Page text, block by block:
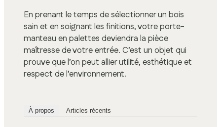
En prenant le temps de sélectionner un bois
sain et en soignant les finitions, votre porte-
manteau en palettes deviendra la pièce
maîtresse de votre entrée. C’est un objet qui
prouve que l’on peut allier utilité, esthétique et
respect de l’environnement.
À propos Articles récents